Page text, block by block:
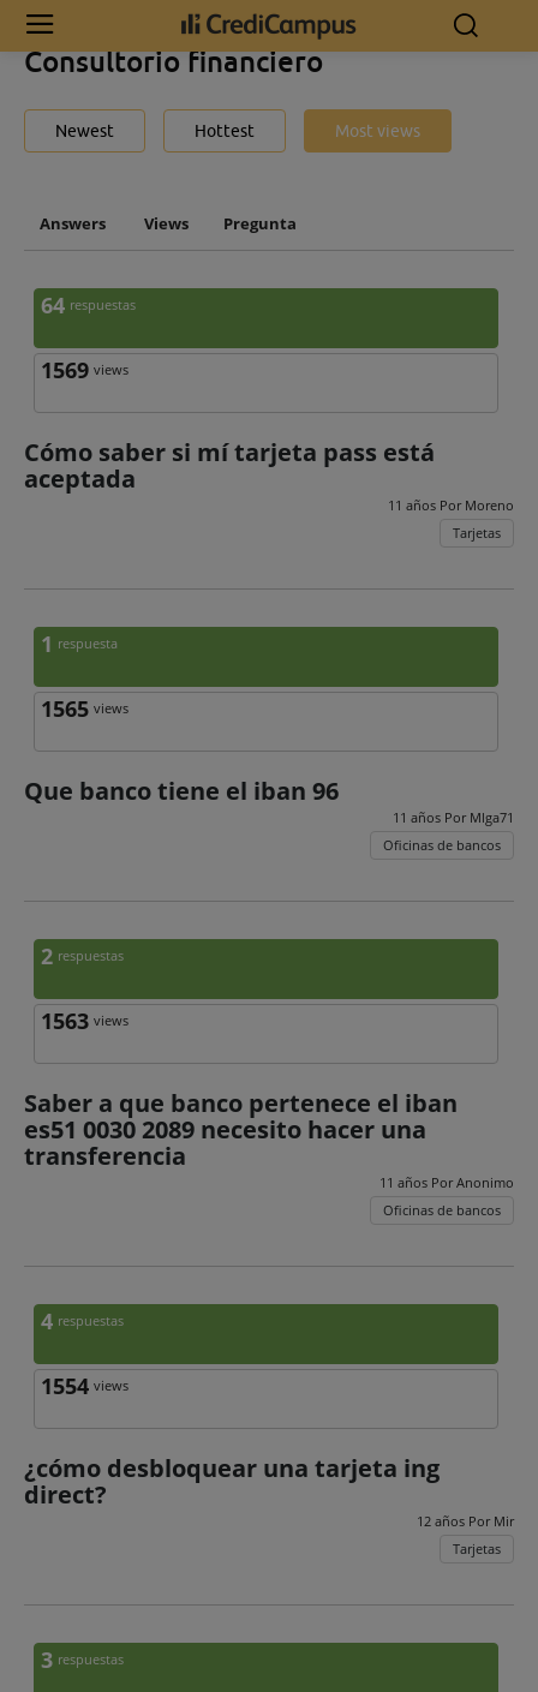
Inicio Consultorio financiero
Consultorio financiero
Newest Hottest Most views
Answers Views Pregunta
64 respuestas
1569 views
Cómo saber si mí tarjeta pass está
aceptada
11 años Por Moreno
Tarjetas
1 respuesta
1565 views
Que banco tiene el iban 96
11 años Por Mlga71
Oficinas de bancos
2 respuestas
1563 views
Saber a que banco pertenece el iban
es51 0030 2089 necesito hacer una
transferencia
11 años PorAnonimo
Oficinas de bancos
4 respuestas
1554 views
¿cómo desbloquear una tarjeta ing
direct?
12 años Por Mir
Tarjetas
3 respuestas